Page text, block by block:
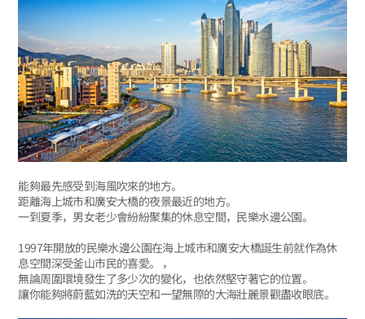
能夠最先感受到海風吹來的地方。
距離海上城市和廣安大橋的夜景最近的地方。
一到夏季，男女老少會紛紛聚集的休息空間，民樂水邊公園。
1997年開放的民樂水邊公園在海上城市和廣安大橋誕生前就作為休
息空間深受釜山市民的喜愛。 ，
無論周圍環境發生了多少次的變化，也依然堅守著它的位置。
讓你能夠將蔚藍如洗的天空和一望無際的大海壯麗景觀盡收眼底。